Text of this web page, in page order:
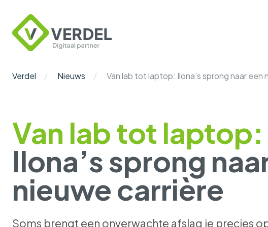
Verdel Nieuws Van lab tot laptop: Ilona’s sprong naar een
Van lab tot laptop:
Ilona’s sprong
nieuwe carrière
Soms brengt een onverwachte afslag je precies